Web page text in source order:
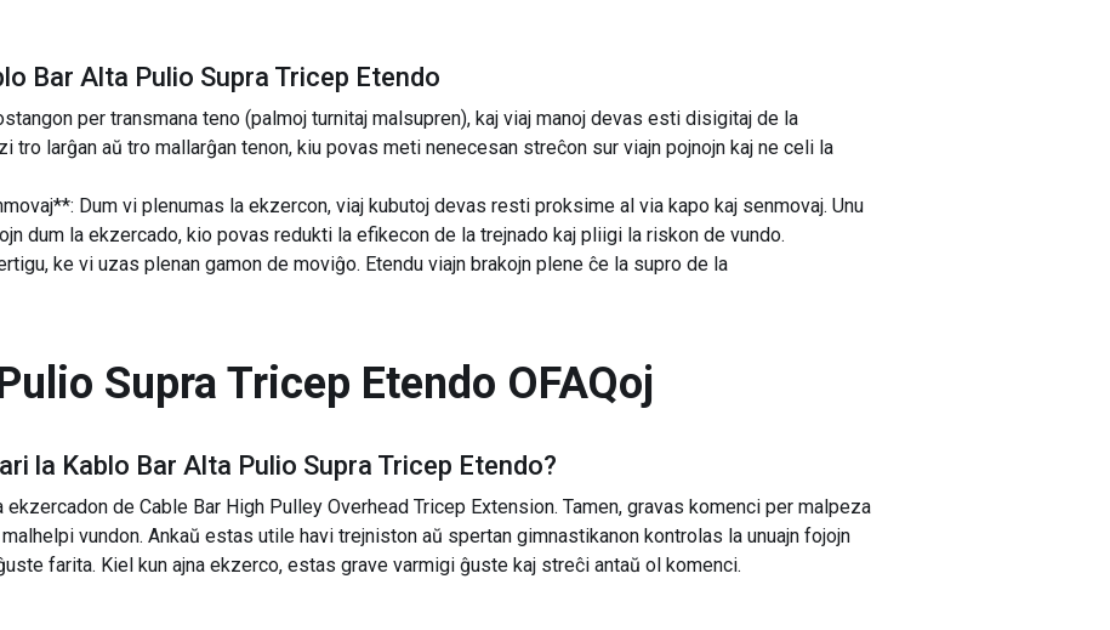
Bar Alta Pulio Supra Tricep Etendo
per transmana teno (palmoj turnitaj malsupren), kaj viaj manoj devas esti disigitaj de la
tro larĝan aŭ tro mallarĝan tenon, kiu povas meti nenecesan streĉon sur viajn pojnojn kaj ne celi la
Dum vi plenumas la ekzercon, viaj kubutoj devas resti proksime al via kapo kaj senmovaj. Unu
dum la ekzercado, kio povas redukti la efikecon de la trejnado kaj pliigi la riskon de vundo.
ke vi uzas plenan gamon de moviĝo. Etendu viajn brakojn plene ĉe la supro de la
Supra Tricep Etendo OFAQoj
la Kablo Bar Alta Pulio Supra Tricep Etendo?
de Cable Bar High Pulley Overhead Tricep Extension. Tamen, gravas komenci per malpeza
vundon. Ankaŭ estas utile havi trejniston aŭ spertan gimnastikanon kontrolas la unuajn fojojn
farita. Kiel kun ajna ekzerco, estas grave varmigi ĝuste kaj streĉi antaŭ ol komenci.